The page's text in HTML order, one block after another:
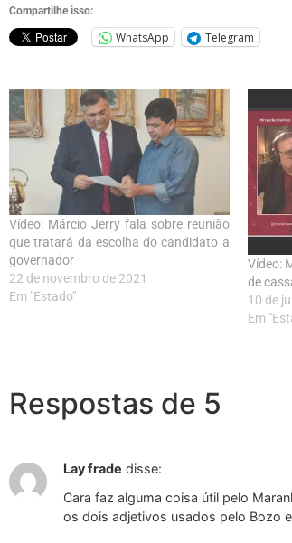
Compartilhe isso:
WhatsApp Telegram
Vídeo: Márcio Jerry fala sobre reunião
que tratará da escolha do candidato a
governador
22 de novembro de 2021
Em "Estado"
Vídeo:
de
10 de
Em
Respostas de 5
Lay frade disse:
Cara faz alguma coisa útil pelo
os dois adjetivos usados pelo Bozo